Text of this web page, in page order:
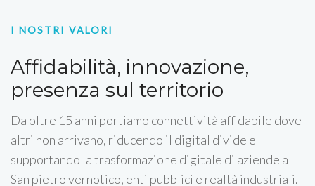
I NOSTRI VALORI
Affidabilità, innovazione,
presenza sul territorio
Da oltre 15 anni portiamo connettività affidabile dove
altri non arrivano, riducendo il digital divide e
supportando la trasformazione digitale di aziende a
San pietro vernotico, enti pubblici e realtà industriali.